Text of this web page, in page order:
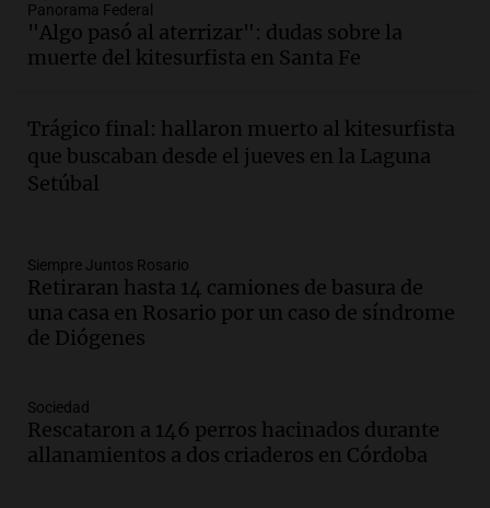
edificios y proyecta una casa del
estudiante con 48 municipios
involucrados
Episodios
Audio.1° gol de Rosario Central a
Aldosivi (Zalazar en contra) - relato
Gato Greco
Audio.Recomendaciones de vino
bonarda para disfrutar el fin de semana
en Mendoza
Panorama Federal
Audio.
en la Sociedad Rural de Bulaya con
actividades para toda la familia
Panorama Federal
"Algo pasó al aterrizar": dudas sobre la
muerte del kitesurfista en Santa Fe
Trágico final: hallaron muerto al kitesurfista
que buscaban desde el jueves en la Laguna
Setúbal
Siempre Juntos Rosario
Retiraran hasta 14 camiones de basura de
una casa en Rosario por un caso de síndrome
de Diógenes
Sociedad
Rescataron a 146 perros hacinados durante
allanamientos a dos criaderos en Córdoba